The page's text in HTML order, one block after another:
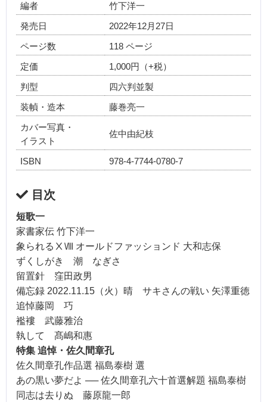
編者 竹下洋一
発売日 2022年12月27日
ページ数 118 ページ
定価 1,000円（+税）
判型 四六判並製
装幀・造本 藤巻亮一
カバー写真・
イラスト
佐中由紀枝
ISBN 978-4-7744-0780-7
目次
短歌一
家書家伝 竹下洋一
象られる ⅩⅧ オールドファッションド 大和志保
ずくしがき 潮 なぎさ
留置針 窪田政男
備忘録 2022.11.15 （火）晴 サキさんの戦い 矢澤重徳
追悼藤岡 巧
襤褸 武藤雅治
執して 髙嶋和惠
特集 追悼・佐久間章孔
佐久間章孔作品選 福島泰樹 選
あの黒い夢だよ ──佐久間章孔六十首選解題 福島泰樹
同志は去りぬ 藤原龍一郎